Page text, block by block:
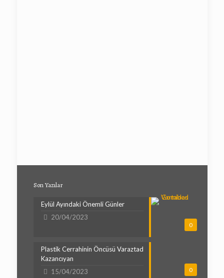
Son Yazılar
0
Eylül Ayındaki Önemli Günler
20/04/2023
0
Plastik Cerrahinin Öncüsü Varaztad
Kazancıyan
15/04/2023